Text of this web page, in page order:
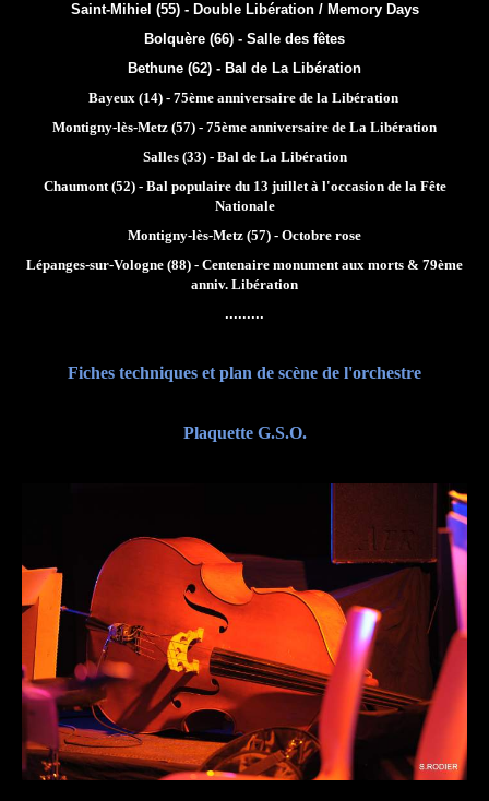
Saint-Mihiel (55) - Double Libération / Memory Days
Bolquère (66) - Salle des fêtes
Bethune (62) - Bal de La Libération
Bayeux (14) - 75ème anniversaire de la Libération
Montigny-lès-Metz (57) - 75ème anniversaire de La Libération
Salles (33) - Bal de La Libération
Chaumont (52) - Bal populaire du 13 juillet à l'occasion de la Fête
Nationale
Montigny-lès-Metz (57) - Octobre rose
Lépanges-sur-Vologne (88) - Centenaire monument aux morts & 79ème
anniv. Libération
.........
Fiches techniques et plan de scène de l'orchestre
Plaquette G.S.O.